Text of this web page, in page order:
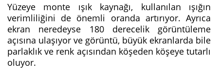
Yüzeye monte ışık kaynağı, kullanılan ışığın
verimliliğini de önemli oranda artırıyor. Ayrıca
ekran neredeyse 180 derecelik görüntüleme
açısına ulaşıyor ve görüntü, büyük ekranlarda bile
parlaklık ve renk açısından köşeden köşeye tutarlı
oluyor.